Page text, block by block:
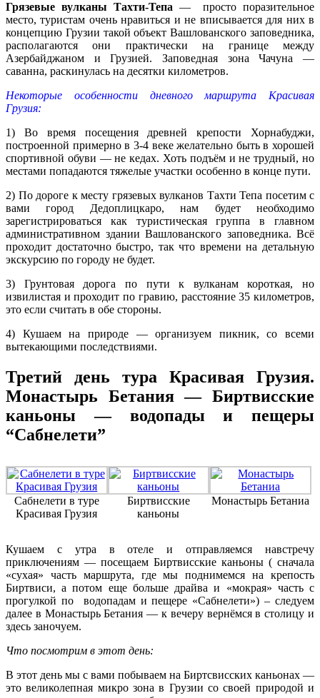
Грязевые вулканы Тахти-Тепа — просто поразительное
место, туристам очень нравиться и не вписывается для них в
концепцию Грузии такой объект Вашлованского заповедника,
располагаются они практически на границе между
Азербайджаном и Грузией. Заповедная зона Чачуна —
саванна, раскинулась на десятки километров.
Некоторые особенности дневного маршрута Красивая
Грузия:
1) Во время посещения древней крепости Хорнабуджи,
построенной примерно в 3-4 веке желательно быть в хорошей
спортивной обуви — не кедах. Хоть подъём и не трудный, но
местами попадаются тяжелые участки особенно в конце пути.
2) По дороге к месту грязевых вулканов Тахти Тепа посетим с
вами город Дедоплицкаро, нам будет необходимо
зарегистрироваться как туристическая группа в главном
административном здании Вашлованского заповедника. Всё
проходит достаточно быстро, так что времени на детальную
экскурсию по городу не будет.
3) Грунтовая дорога по пути к вулканам короткая, но
извилистая и проходит по гравию, расстояние 35 километров,
это если считать в обе стороны.
4) Кушаем на природе — организуем пикник, со всеми
вытекающими последствиями.
Третий день тура Красивая Грузия.
Монастырь Бетания — Биртвисские
каньоны — водопады и пещеры
“Сабнелети”
Сабнелети в туре
Красивая Грузия
Биртвисские
каньоны
Монастырь Бетаниа
Кушаем с утра в отеле и отправляемся навстречу
приключениям — посещаем Биртвисские каньоны ( сначала
«сухая» часть маршрута, где мы поднимемся на крепость
Биртвиси, а потом еще больше драйва и «мокрая» часть с
прогулкой по водопадам и пещере «Сабнелети») – следуем
далее в Монастырь Бетания — к вечеру вернёмся в столицу и
здесь заночуем.
Что посмотрим в этот день:
В этот день мы с вами побываем на Биртсвисских каньонах —
это великолепная микро зона в Грузии со своей природой и